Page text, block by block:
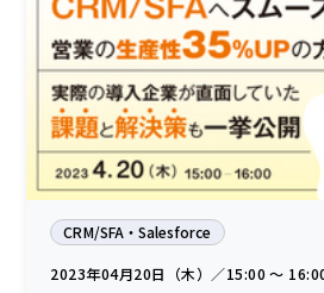
CRM/SFA・Salesforce
2023年04月20日（木）／15:00 〜